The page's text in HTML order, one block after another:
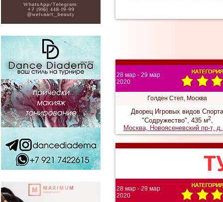
28 мар - 29 мар
2020
Голден Степ, Москва
Дворец Игровых видов Спорта
"Содружество", 435 м2,
Москва, Новоясеневский пр-т,
28 мар - 29 мар
2020